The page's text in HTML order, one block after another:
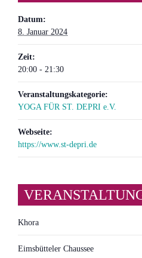
Datum:
8. Januar 2024
Zeit:
20:00 - 21:30
Veranstaltungskategorie:
YOGA FÜR ST. DEPRI e.V.
Webseite:
https://www.st-depri.de
Khora
Eimsbütteler Chaussee